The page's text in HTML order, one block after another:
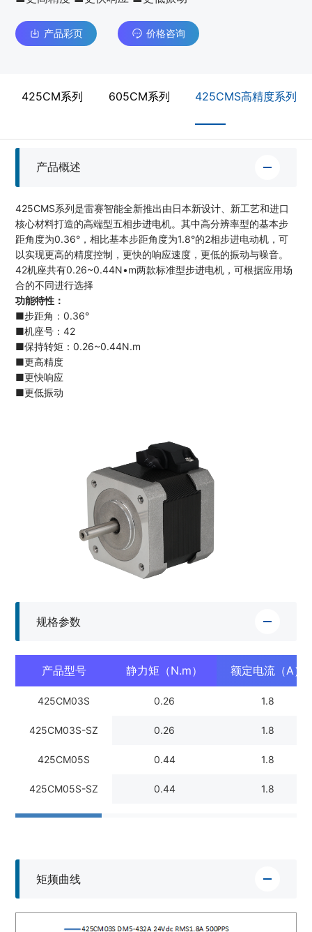
产品彩页 价格咨询
425CM系列 605CM系列 425CMS高精度系列
产品概述
425CMS系列是雷赛智能全新推出由日本新设计、新工艺和进口
核心材料打造的高端型五相步进电机。其中高分辨率型的基本步
距角度为0.36°，相比基本步距角度为1.8°的2相步进电动机，可
以实现更高的精度控制，更快的响应速度，更低的振动与噪音。
42机座共有0.26~0.44N•m两款标准型步进电机，可根据应用场
合的不同进行选择
功能特性：
■步距角：0.36°
■机座号：42
■保持转矩：0.26~0.44N.m
■更高精度
■更快响应
■更低振动
规格参数
产品型号 静力矩（N.m） 额定电流（A）
425CM03S 0.26 1.8
425CM03S-SZ 0.26 1.8
425CM05S 0.44 1.8
425CM05S-SZ 0.44 1.8
矩频曲线